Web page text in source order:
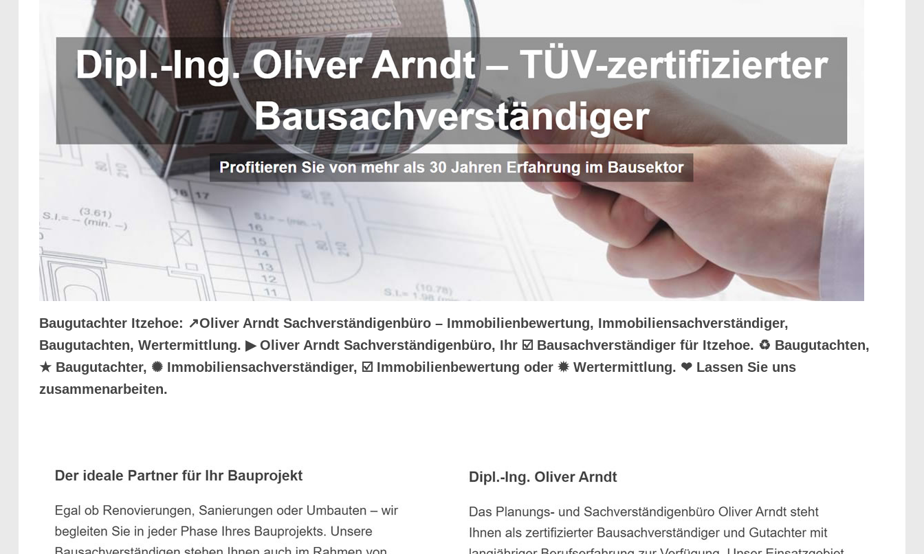
Baugutachter Itzehoe: ↗️Oliver Arndt Sachverständigenbüro – Immobilienbewertung, Immobiliensachverständiger,
Baugutachten, Wertermittlung. ▶︎ Oliver Arndt Sachverständigenbüro, Ihr ☑️ Bausachverständiger für Itzehoe. ♻ Baugutachten,
★ Baugutachter, ✺ Immobiliensachverständiger, ☑️ Immobilienbewertung oder ✹ Wertermittlung. ❤ Lassen Sie uns
zusammenarbeiten.